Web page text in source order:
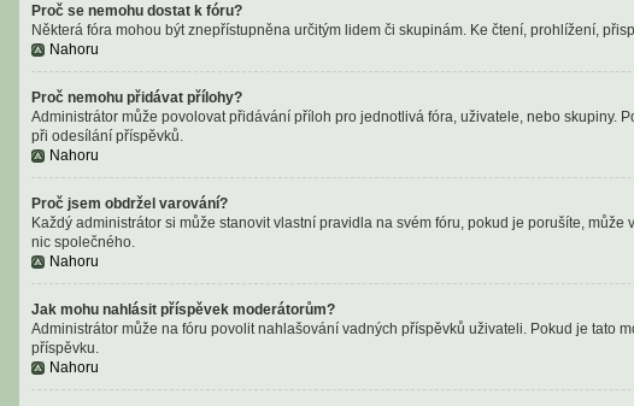
Proč se nemohu dostat k fóru?
Některá fóra mohou být znepřístupněna určitým lidem či skupinám. Ke čtení, prohlížení,
Nahoru
Proč nemohu přidávat přílohy?
Administrátor může povolovat přidávání příloh pro jednotlivá fóra, uživatele, nebo skupiny.
při odesílání příspěvků.
Nahoru
Proč jsem obdržel varování?
Každý administrátor si může stanovit vlastní pravidla na svém fóru, pokud je porušíte,
nic společného.
Nahoru
Jak mohu nahlásit příspěvek moderátorům?
Administrátor může na fóru povolit nahlašování vadných příspěvků uživateli. Pokud je tato
příspěvku.
Nahoru